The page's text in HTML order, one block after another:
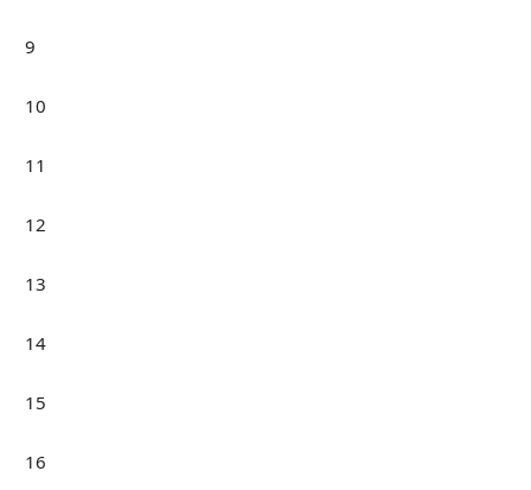
9
10
11
12
13
14
15
16